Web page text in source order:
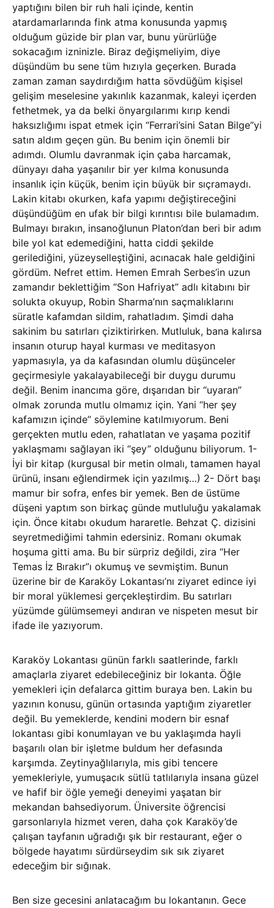
yaptığını bilen bir ruh hali içinde, kentin
atardamarlarında fink atma konusunda yapmış
olduğum güzide bir plan var, bunu yürürlüğe
sokacağım izninizle. Biraz değişmeliyim, diye
düşündüm bu sene tüm hızıyla geçerken. Burada
zaman zaman saydırdığım hatta sövdüğüm kişisel
gelişim meselesine yakınlık kazanmak, kaleyi içerden
fethetmek, ya da belki önyargılarımı kırıp kendi
haksızlığımı ispat etmek için “Ferrari’sini Satan Bilge”yi
satın aldım geçen gün. Bu benim için önemli bir
adımdı. Olumlu davranmak için çaba harcamak,
dünyayı daha yaşanılır bir yer kılma konusunda
insanlık için küçük, benim için büyük bir sıçramaydı.
Lakin kitabı okurken, kafa yapımı değiştireceğini
düşündüğüm en ufak bir bilgi kırıntısı bile bulamadım.
Bulmayı bırakın, insanoğlunun Platon’dan beri bir adım
bile yol kat edemediğini, hatta ciddi şekilde
gerilediğini, yüzeyselleştiğini, acınacak hale geldiğini
gördüm. Nefret ettim. Hemen Emrah Serbes’in uzun
zamandır beklettiğim “Son Hafriyat” adlı kitabını bir
solukta okuyup, Robin Sharma’nın saçmalıklarını
süratle kafamdan sildim, rahatladım. Şimdi daha
sakinim bu satırları çiziktirirken. Mutluluk, bana kalırsa
insanın oturup hayal kurması ve meditasyon
yapmasıyla, ya da kafasından olumlu düşünceler
geçirmesiyle yakalayabileceği bir duygu durumu
değil. Benim inancıma göre, dışarıdan bir “uyaran”
olmak zorunda mutlu olmamız için. Yani “her şey
kafamızın içinde” söylemine katılmıyorum. Beni
gerçekten mutlu eden, rahatlatan ve yaşama pozitif
yaklaşmamı sağlayan iki “şey” olduğunu biliyorum. 1-
İyi bir kitap (kurgusal bir metin olmalı, tamamen hayal
ürünü, insanı eğlendirmek için yazılmış…) 2- Dört başı
mamur bir sofra, enfes bir yemek. Ben de üstüme
düşeni yaptım son birkaç günde mutluluğu yakalamak
için. Önce kitabı okudum hararetle. Behzat Ç. dizisini
seyretmediğimi tahmin edersiniz. Romanı okumak
hoşuma gitti ama. Bu bir sürpriz değildi, zira “Her
Temas İz Bırakır”ı okumuş ve sevmiştim. Bunun
üzerine bir de Karaköy Lokantası’nı ziyaret edince iyi
bir moral yüklemesi gerçekleştirdim. Bu satırları
yüzümde gülümsemeyi andıran ve nispeten mesut bir
ifade ile yazıyorum.
Karaköy Lokantası günün farklı saatlerinde, farklı
amaçlarla ziyaret edebileceğiniz bir lokanta. Öğle
yemekleri için defalarca gittim buraya ben. Lakin bu
yazının konusu, günün ortasında yaptığım ziyaretler
değil. Bu yemeklerde, kendini modern bir esnaf
lokantası gibi konumlayan ve bu yaklaşımda hayli
başarılı olan bir işletme buldum her defasında
karşımda. Zeytinyağlılarıyla, mis gibi tencere
yemekleriyle, yumuşacık sütlü tatlılarıyla insana güzel
ve hafif bir öğle yemeği deneyimi yaşatan bir
mekandan bahsediyorum. Üniversite öğrencisi
garsonlarıyla hizmet veren, daha çok Karaköy’de
çalışan tayfanın uğradığı şık bir restaurant, eğer o
bölgede hayatımı sürdürseydim sık sık ziyaret
edeceğim bir sığınak.
Ben size gecesini anlatacağım bu lokantanın. Gece